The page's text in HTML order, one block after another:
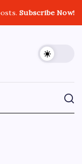
Subscribe Now!